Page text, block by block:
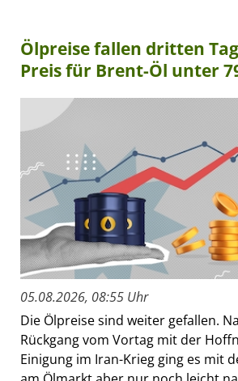
Ölpreise fallen dritten
Preis für Brent-Öl unter
05.08.2026, 08:55 Uhr
Die Ölpreise sind weiter gefallen.
Rückgang vom Vortag mit der
Einigung im Iran-Krieg ging es mit